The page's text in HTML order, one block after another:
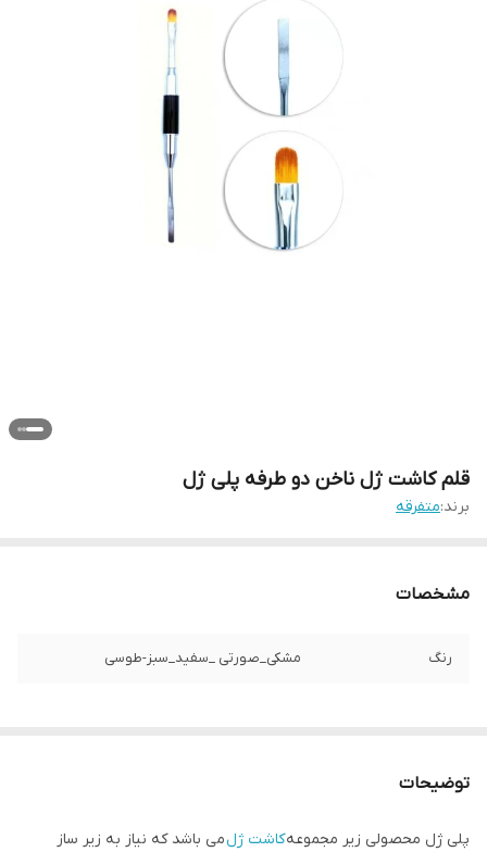
قلم کاشت ژل ناخن دو طرفه پلی ژل
برند:متفرقه
مشخصات
رنگ مشکی_صورتی _سفید_سبز-طوسی
توضیحات
پلی ژل محصولی زیر مجموعهکاشت ژلمی باشد که نیاز به زیر ساز